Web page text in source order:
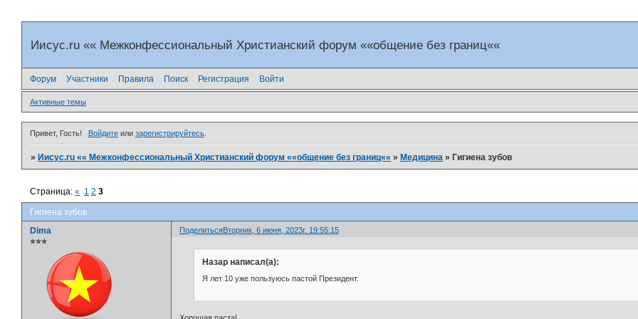
Иисус.ru «« Межконфессиональный Христианский форум ««общение без границ««
Форум Участники Правила Поиск Регистрация Войти
Активные темы
Привет, Гость! Войдитеили зарегистрируйтесь.
»Иисус.ru «« Межконфессиональный Христианский форум ««общение без границ«« »Медицина »Гигиена зубов
Гигиена зубов
Страница:« 1 2 3
ПоделитьсяВторник, 6 июня, 2023г. 19:55:15
Dima
⭐⭐⭐
Назар написал(а):
Я лет 10 уже пользуюсь пастой Президент.
Хорошая паста!